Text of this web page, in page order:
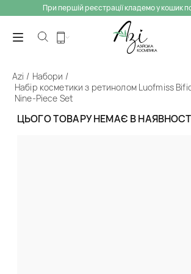
При першій реєстрації кладемо у кошик
ЦЬОГО ТОВАРУ НЕМАЄ В
Azi
Набори
Набір косметики з ретинолом Luofmiss
Nine-Piece Set
Назад